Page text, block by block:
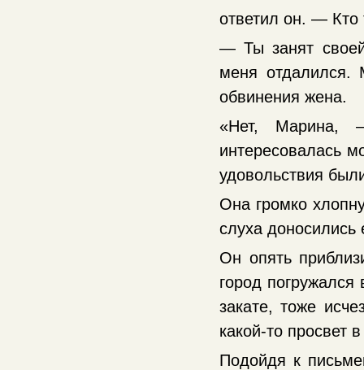
ответил он. — Кто
— Ты занят
меня отдалился.
обвинения жена.
«Нет, Марина,
интересовалась
удовольствия
Она громко
слуха
Он опять
город
закате, тоже
какой-то просвет
Подойдя к